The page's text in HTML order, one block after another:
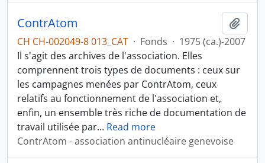
ContrAtom
CH CH-002049-8 013_CAT · Fonds · 1975 (ca.)-2007
Il s'agit des archives de l'association. Elles
comprennent trois types de documents : ceux sur
les campagnes menées par ContrAtom, ceux
relatifs au fonctionnement de l'association et,
enfin, un ensemble très riche de documentation de
travail utilisée par… Read more
ContrAtom - association antinucléaire genevoise